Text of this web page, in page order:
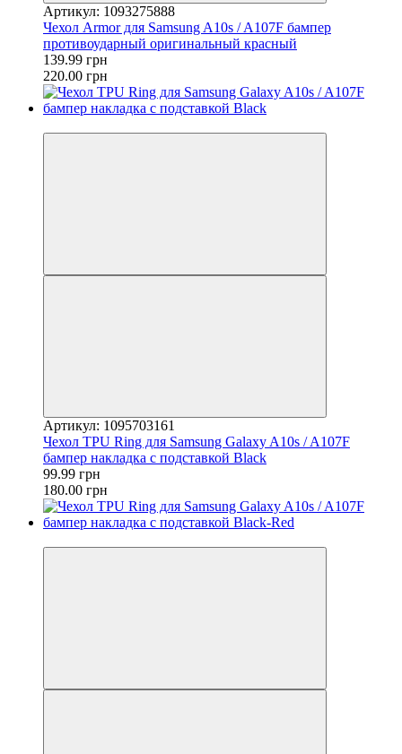
Артикул: 1093275888
Чехол Armor для Samsung A10s / A107F бампер
противоударный оригинальный красный
139.99 грн
220.00 грн
Артикул: 1095703161
Чехол TPU Ring для Samsung Galaxy A10s / A107F
бампер накладка с подставкой Black
99.99 грн
180.00 грн